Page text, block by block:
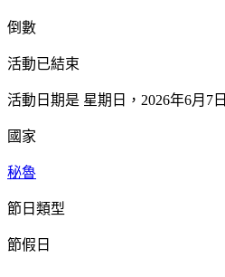
倒數
活動已結束
活動日期是 星期日，2026年6月7日
國家
秘魯
節日類型
節假日